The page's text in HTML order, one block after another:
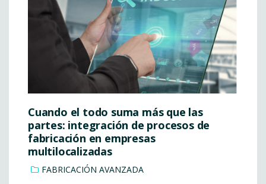
Cuando el todo suma más que las
partes: integración de procesos de
fabricación en empresas
multilocalizadas
FABRICACIÓN AVANZADA